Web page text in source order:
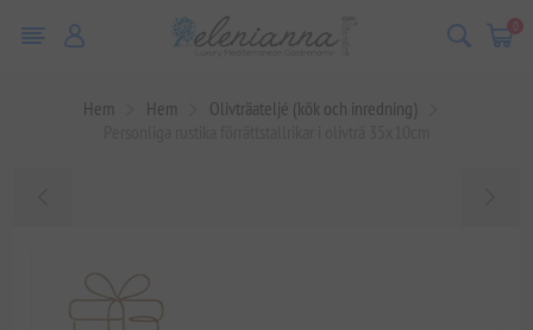
0
Hem Hem
Olivträateljé (kök och inredning)